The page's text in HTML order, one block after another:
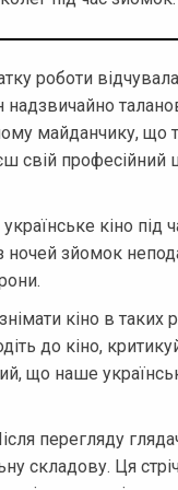
роботи
майданчику, що
свій професійний
кіно під
зйомок
кіно в таких
до кіно,
що наше
перегляду
складову. Ця